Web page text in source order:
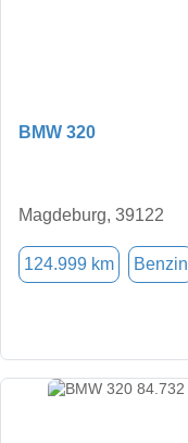
BMW 320
Magdeburg, 39122
124.999 km Benzin